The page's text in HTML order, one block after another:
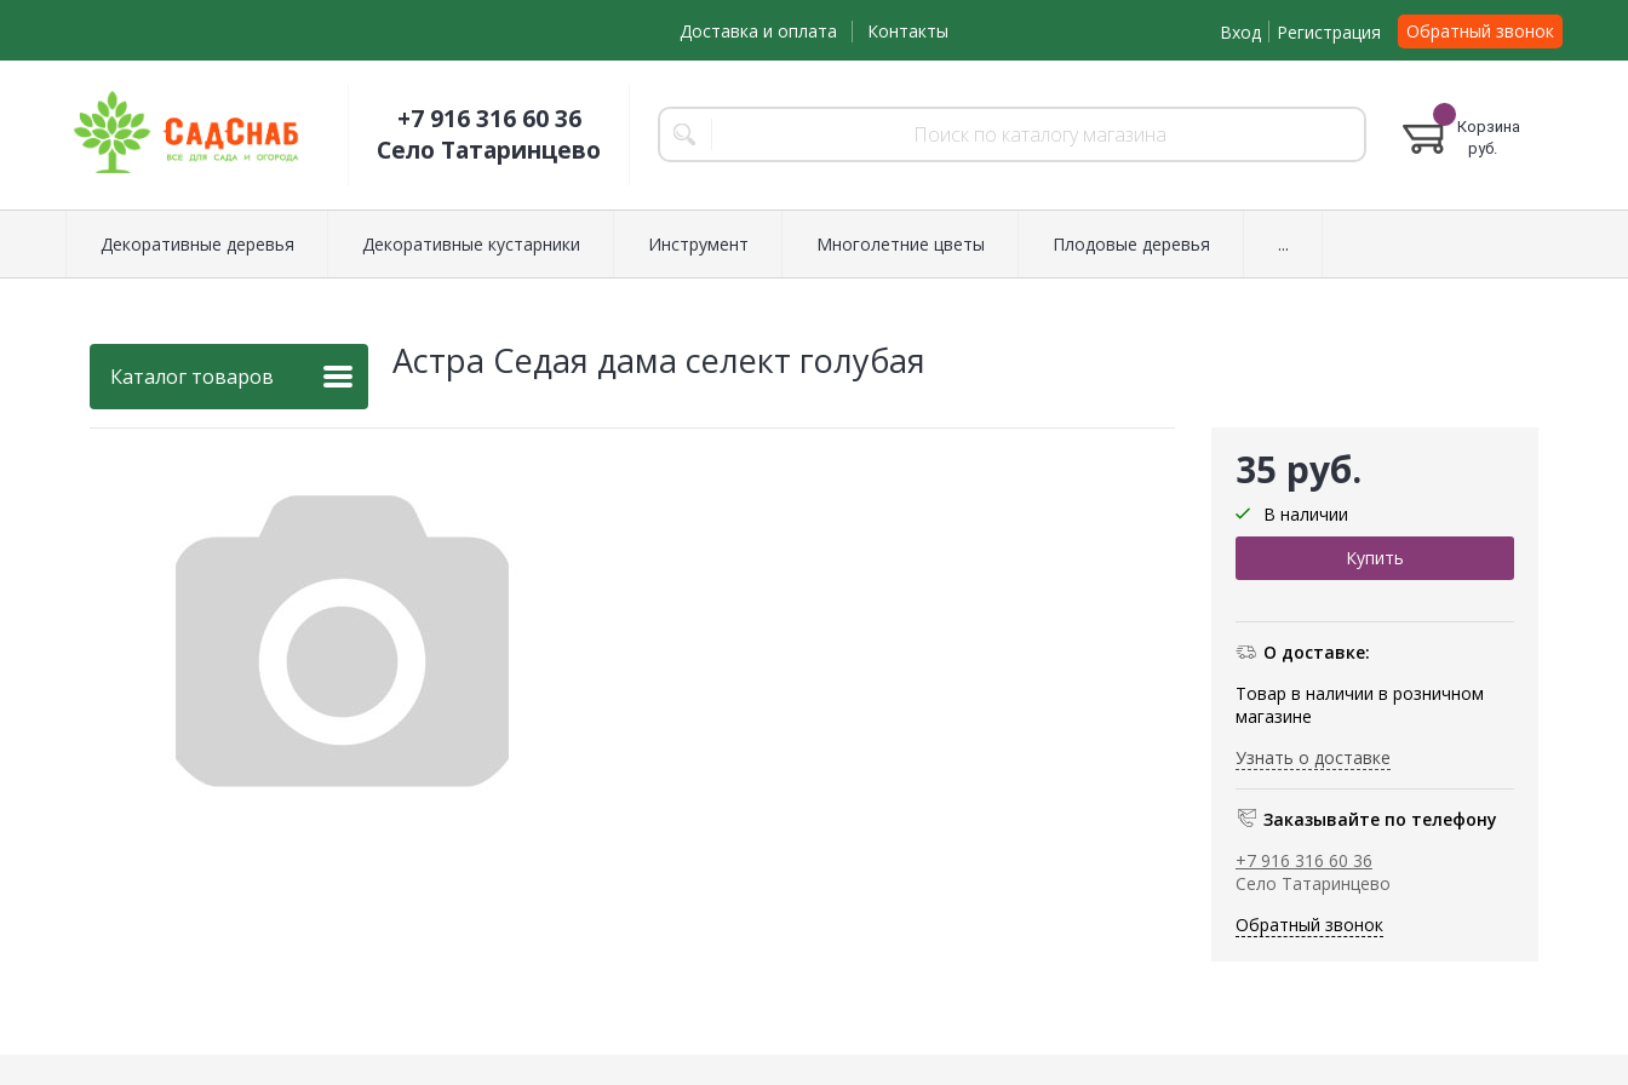
Доставка и оплата Контакты Вход Регистрация Обратный звонок
+7 916 316 60 36
Село Татаринцево
Корзина
руб.
Декоративные деревья Декоративные кустарники Инструмент Многолетние цветы Плодовые деревья ...
Каталог товаров Астра Седая дама селект голубая
35 руб.
В наличии
О доставке:
Товар в наличии в розничном
магазине
Узнать о доставке
Заказывайте по телефону
+7 916 316 60 36
Село Татаринцево
Обратный звонок